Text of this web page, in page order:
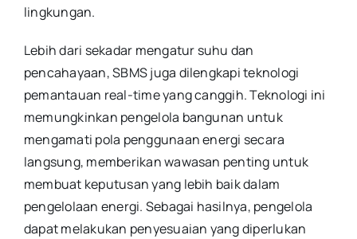
lingkungan.
Lebih dari sekadar mengatur suhu dan
pencahayaan, SBMS juga dilengkapi teknologi
pemantauan real-time yang canggih. Teknologi ini
memungkinkan pengelola bangunan untuk
mengamati pola penggunaan energi secara
langsung, memberikan wawasan penting untuk
membuat keputusan yang lebih baik dalam
pengelolaan energi. Sebagai hasilnya, pengelola
dapat melakukan penyesuaian yang diperlukan